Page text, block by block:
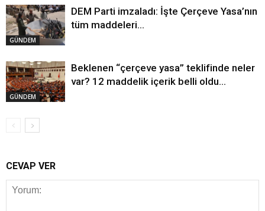
GÜNDEM
DEM Parti imzaladı: İşte Çerçeve Yasa’nın
tüm maddeleri…
GÜNDEM
Beklenen “çerçeve yasa” teklifinde neler
var? 12 maddelik içerik belli oldu…
CEVAP VER